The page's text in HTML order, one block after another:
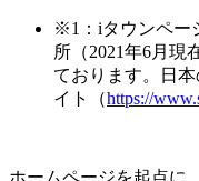
※1：iタウンペー
所（2021年6月現
ております。日
イト（https://
ホームページを起点に